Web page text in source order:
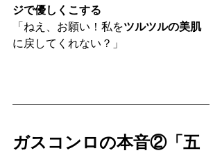
ジで優しくこする
「ねえ、お願い！私をツルツルの美肌
に戻してくれない？」
ガスコンロの本音②「五